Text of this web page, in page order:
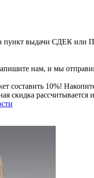
пункт выдачи СДЕК или
нам, и мы
составить 10%!
скидка